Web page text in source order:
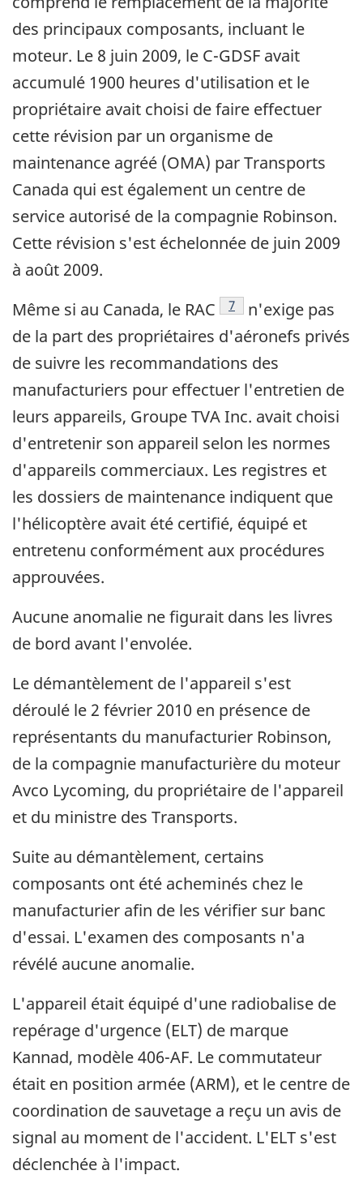
des principaux composants, incluant le
moteur. Le 8 juin 2009, le C-GDSF avait
accumulé 1900 heures d'utilisation et le
propriétaire avait choisi de faire effectuer
cette révision par un organisme de
maintenance agréé (OMA) par Transports
Canada qui est également un centre de
service autorisé de la compagnie Robinson.
Cette révision s'est échelonnée de juin 2009
à août 2009.
Même si au Canada, le RAC
Note de bas de page
7
n'exige pas
de la part des propriétaires d'aéronefs privés
de suivre les recommandations des
manufacturiers pour effectuer l'entretien de
leurs appareils, Groupe TVA Inc. avait choisi
d'entretenir son appareil selon les normes
d'appareils commerciaux. Les registres et
les dossiers de maintenance indiquent que
l'hélicoptère avait été certifié, équipé et
entretenu conformément aux procédures
approuvées.
Aucune anomalie ne figurait dans les livres
de bord avant l'envolée.
Le démantèlement de l'appareil s'est
déroulé le 2 février 2010 en présence de
représentants du manufacturier Robinson,
de la compagnie manufacturière du moteur
Avco Lycoming, du propriétaire de l'appareil
et du ministre des Transports.
Suite au démantèlement, certains
composants ont été acheminés chez le
manufacturier afin de les vérifier sur banc
d'essai. L'examen des composants n'a
révélé aucune anomalie.
L'appareil était équipé d'une radiobalise de
repérage d'urgence (ELT) de marque
Kannad, modèle 406-AF. Le commutateur
était en position armée (ARM), et le centre de
coordination de sauvetage a reçu un avis de
signal au moment de l'accident. L'ELT s'est
déclenchée à l'impact.